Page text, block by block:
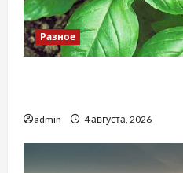
Разное
admin 4 августа, 2026